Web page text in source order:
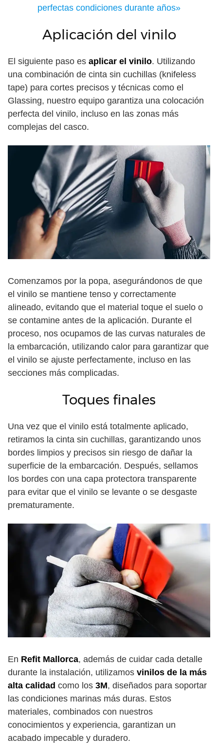
perfectas condiciones durante años»
Aplicación del vinilo
El siguiente paso es aplicar el vinilo. Utilizando
una combinación de cinta sin cuchillas (knifeless
tape) para cortes precisos y técnicas como el
Glassing, nuestro equipo garantiza una colocación
perfecta del vinilo, incluso en las zonas más
complejas del casco.
Comenzamos por la popa, asegurándonos de que
el vinilo se mantiene tenso y correctamente
alineado, evitando que el material toque el suelo o
se contamine antes de la aplicación. Durante el
proceso, nos ocupamos de las curvas naturales de
la embarcación, utilizando calor para garantizar que
el vinilo se ajuste perfectamente, incluso en las
secciones más complicadas.
Toques finales
Una vez que el vinilo está totalmente aplicado,
retiramos la cinta sin cuchillas, garantizando unos
bordes limpios y precisos sin riesgo de dañar la
superficie de la embarcación. Después, sellamos
los bordes con una capa protectora transparente
para evitar que el vinilo se levante o se desgaste
prematuramente.
En Refit Mallorca, además de cuidar cada detalle
durante la instalación, utilizamos vinilos de la más
alta calidad como los 3M, diseñados para soportar
las condiciones marinas más duras. Estos
materiales, combinados con nuestros
conocimientos y experiencia, garantizan un
acabado impecable y duradero.